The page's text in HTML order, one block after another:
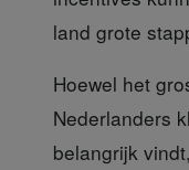
land grote
Hoewel het
Nederlanders
belangrijk